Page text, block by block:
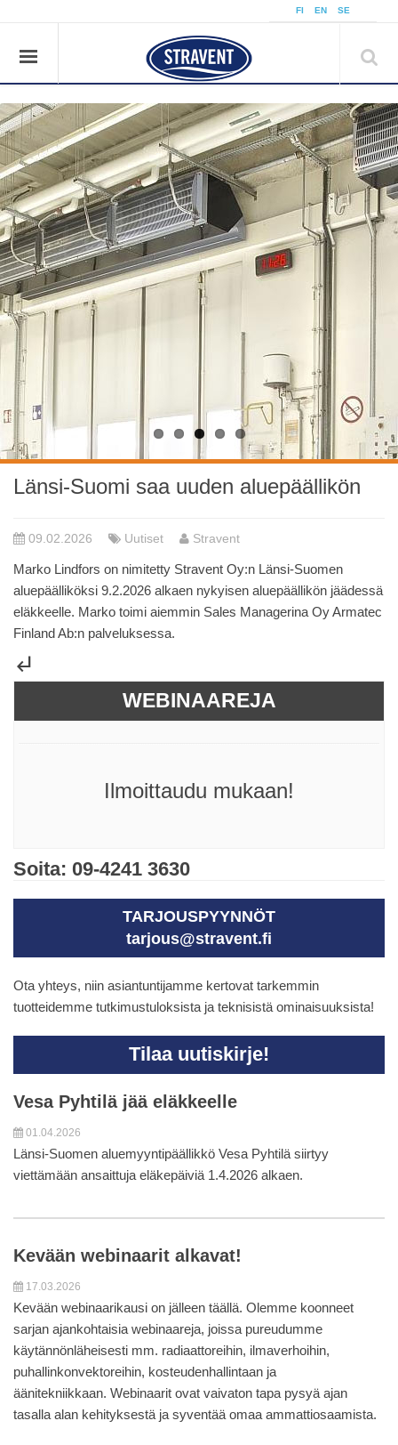
FI EN SE
Länsi-Suomi saa uuden aluepäällikön
09.02.2026 Uutiset Stravent
Marko Lindfors on nimitetty Stravent Oy:n Länsi-Suomen
aluepäälliköksi 9.2.2026 alkaen nykyisen aluepäällikön jäädessä
eläkkeelle. Marko toimi aiemmin Sales Managerina Oy Armatec
Finland Ab:n palveluksessa.
subdirectory_arrow_left
WEBINAAREJA
Ilmoittaudu mukaan!
Soita: 09-4241 3630
TARJOUSPYYNNÖT
tarjous@stravent.fi
Ota yhteys, niin asiantuntijamme kertovat tarkemmin
tuotteidemme tutkimustuloksista ja teknisistä ominaisuuksista!
Tilaa uutiskirje!
Vesa Pyhtilä jää eläkkeelle
01.04.2026
Länsi-Suomen aluemyyntipäällikkö Vesa Pyhtilä siirtyy
viettämään ansaittuja eläkepäiviä 1.4.2026 alkaen.
Kevään webinaarit alkavat!
17.03.2026
Kevään webinaarikausi on jälleen täällä. Olemme koonneet
sarjan ajankohtaisia webinaareja, joissa pureudumme
käytännönläheisesti mm. radiaattoreihin, ilmaverhoihin,
puhallinkonvektoreihin, kosteudenhallintaan ja
äänitekniikkaan. Webinaarit ovat vaivaton tapa pysyä ajan
tasalla alan kehityksestä ja syventää omaa ammattiosaamista.